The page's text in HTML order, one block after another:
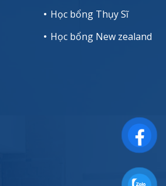
Học bổng Thụy Sĩ
Học bổng New zealand